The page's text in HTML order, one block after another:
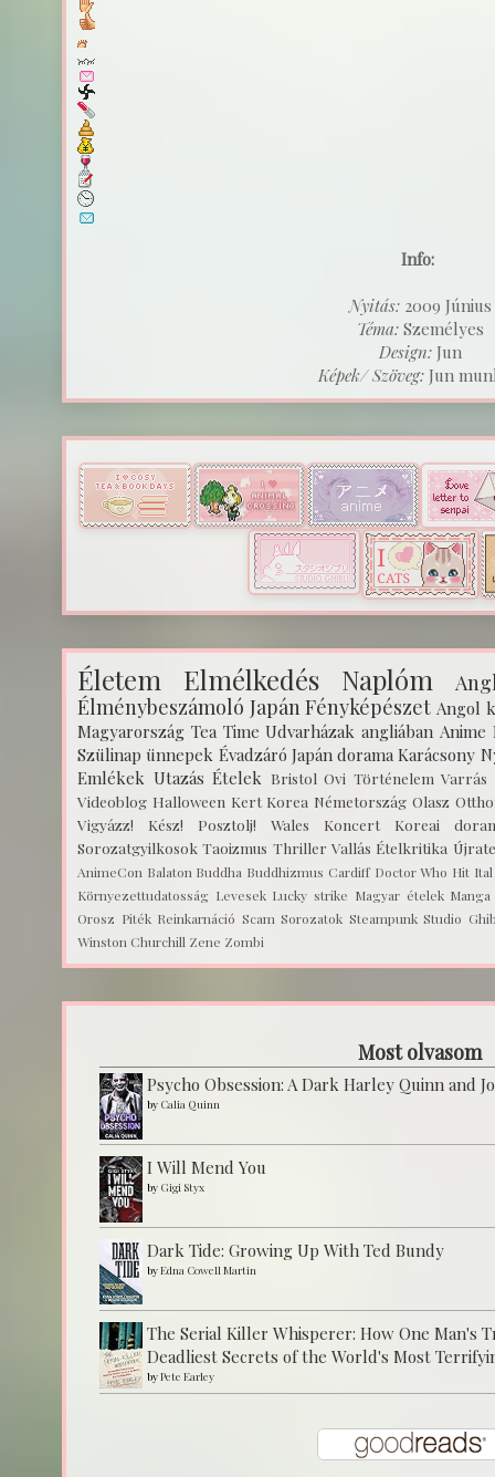
Info:
Nyitás:2009 Június
Téma:Személyes
Design:Jun
Képek/ Szöveg: Jun
Életem Elmélkedés Naplóm
Élménybeszámoló JapánFényképészet Angol
Magyarország Tea Time Udvarházak angliában Anime
Szülinap ünnepek Évadzáró Japán dorama Karácsony
Emlékek Utazás Ételek Bristol Ovi Történelem Varrás
Videoblog Halloween Kert Korea Németország Olasz
Vigyázz! Kész! Posztolj!
Wales Koncert
Koreai
Sorozatgyilkosok Taoizmus Thriller Vallás Ételkritika
AnimeCon Balaton Buddha Buddhizmus Cardiff Doctor Who Hit
Környezettudatosság Levesek Lucky strike Magyar ételek Manga
Orosz Piték Reinkarnáció Scam Sorozatok Steampunk Studio
Winston Churchill Zene Zombi
Most olvasom
Psycho Obsession: A Dark Harley Quinn and
by Calia Quinn
I Will Mend You
by Gigi Styx
Dark Tide: Growing Up With Ted Bundy
byEdna Cowell Martin
The Serial Killer Whisperer: How One Man's
Deadliest Secrets of the World's Most
byPete Earley